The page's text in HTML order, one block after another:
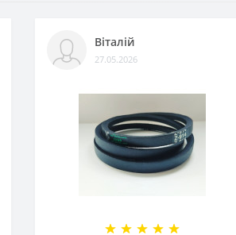
Віталій
27.05.2026